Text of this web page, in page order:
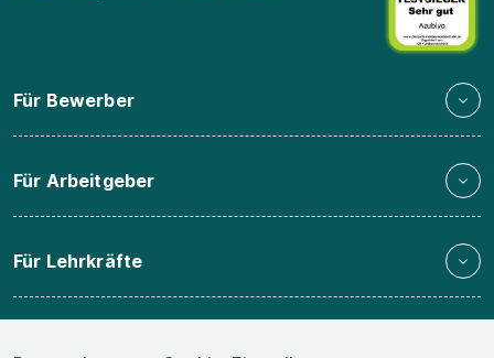
Für Bewerber
Für Arbeitgeber
Für Lehrkräfte